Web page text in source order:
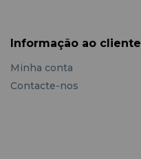
Informação ao cliente
Minha conta
Contacte-nos